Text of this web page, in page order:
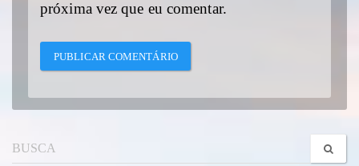
próxima vez que eu comentar.